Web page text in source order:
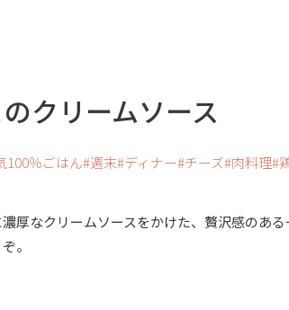
クリームソース
100％ごはん 週末 ディナー チーズ 肉料理
厚なクリームソースをかけた、贅沢感のある
。